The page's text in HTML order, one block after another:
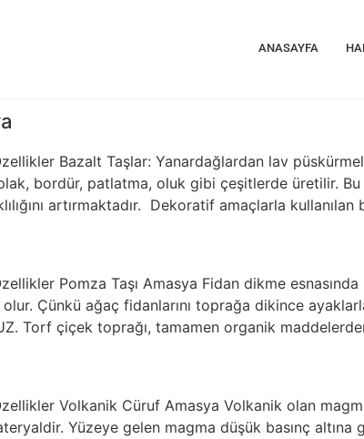
ANASAYFA
Bazalt Taşlar: Yanardağlardan lav
bordür, patlatma, oluk gibi çeşitlerde üretilir.
artırmaktadır. Dekoratif amaçlarla
Pomza Taşı Amasya Fidan dikme
olur. Çünkü ağaç fidanlarını toprağa dikince
Torf çiçek toprağı, tamamen organik
Volkanik Cüruf Amasya Volkanik olan
Yüzeye gelen magma düşük basınç